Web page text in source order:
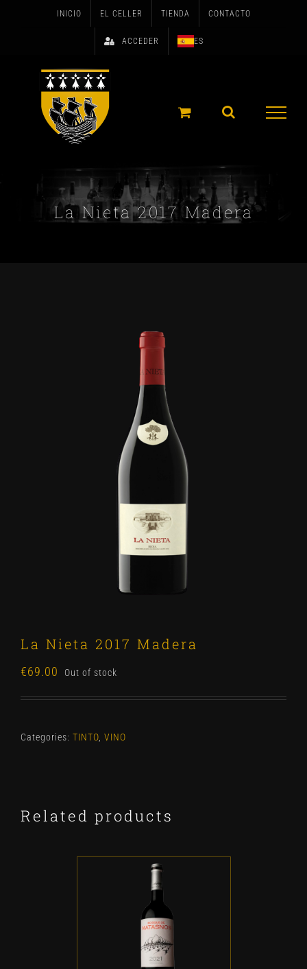
INICIO EL CELLER TIENDA CONTACTO
ACCEDER ES
La Nieta 2017 Madera
La Nieta 2017 Madera
€69.00 Out of stock
Categories: TINTO VINO
Related products
ADD TO CART /